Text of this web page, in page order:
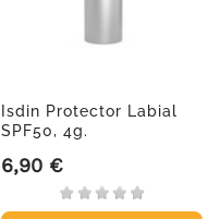
Isdin Protector Labial
SPF50, 4g.
Precio
6,90 €